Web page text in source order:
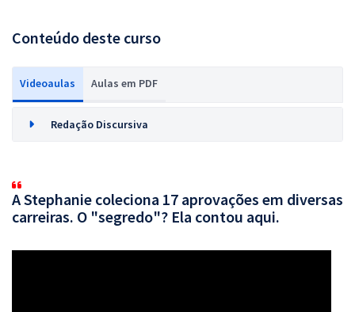
Conteúdo deste curso
Videoaulas Aulas em PDF
Redação Discursiva
A Stephanie coleciona 17 aprovações em diversas
carreiras. O "segredo"? Ela contou aqui.